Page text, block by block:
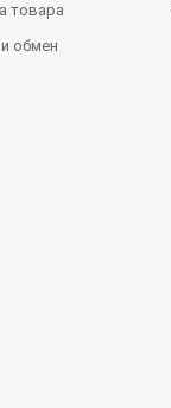
товара
обмен